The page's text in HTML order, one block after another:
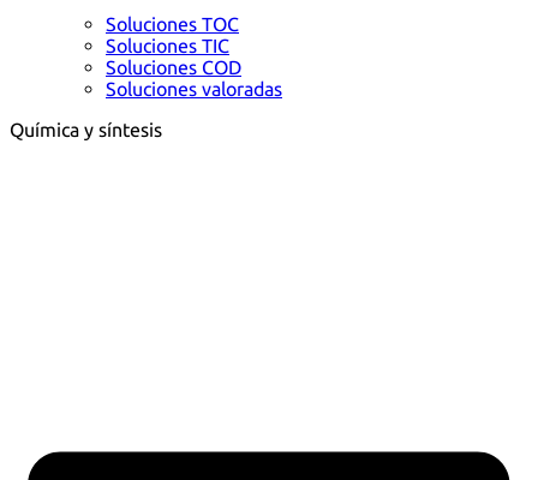
Soluciones TOC
Soluciones TIC
Soluciones COD
Soluciones valoradas
Química y síntesis